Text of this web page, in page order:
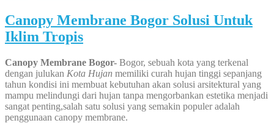
Canopy Membrane Bogor Solusi Untuk
Iklim Tropis
Canopy Membrane Bogor- Bogor, sebuah kota yang terkenal
dengan julukan Kota Hujan memiliki curah hujan tinggi sepanjang
tahun kondisi ini membuat kebutuhan akan solusi arsitektural yang
mampu melindungi dari hujan tanpa mengorbankan estetika menjadi
sangat penting,salah satu solusi yang semakin populer adalah
penggunaan canopy membrane.